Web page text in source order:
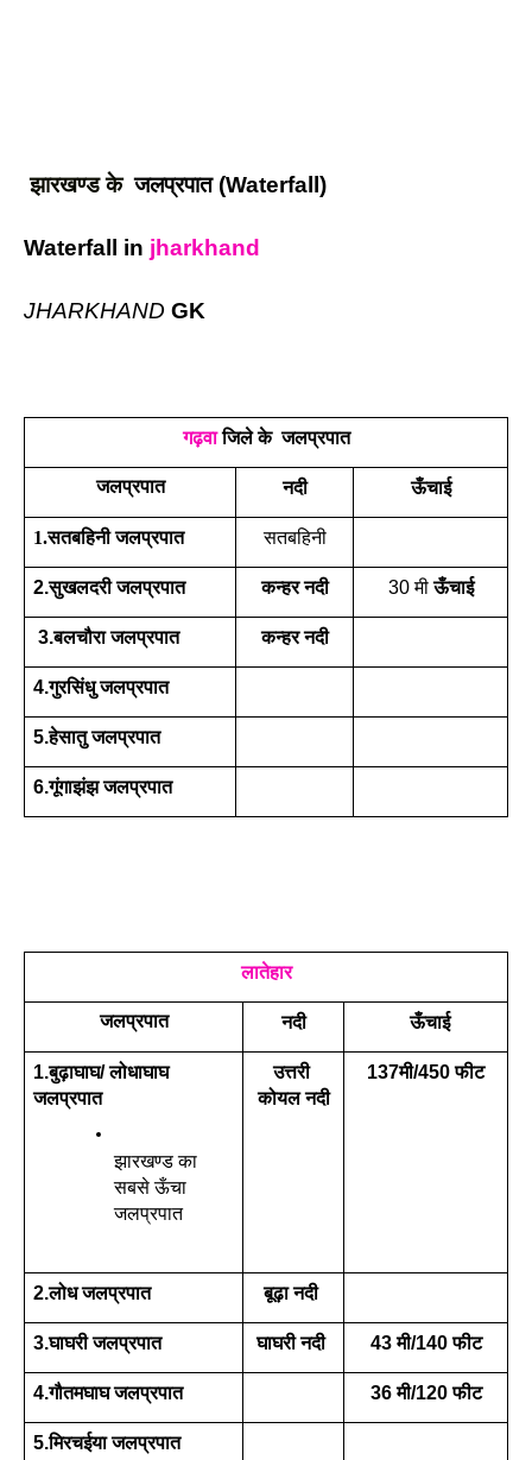
झारखण्ड के जलप्रपात (Waterfall)
Waterfall in jharkhand
JHARKHAND GK
गढ़वा जिले के  जलप्रपात
जलप्रपात नदी ऊँचाई
1.सतबहिनी जलप्रपात सतबहिनी
2.सुखलदरी जलप्रपात कन्हर नदी 30 मी ऊँचाई
3.बलचौरा जलप्रपात कन्हर नदी
4.गुरसिंधु जलप्रपात
5.हेसातु जलप्रपात
6.गूंगाझंझ जलप्रपात
लातेहार
जलप्रपात नदी ऊँचाई
1.बुढ़ाघाघ/ लोधाघाघ
जलप्रपात
झारखण्ड का
सबसे ऊँचा
जलप्रपात
उत्तरी
कोयल नदी
137मी/450 फीट
2.लोध जलप्रपात बूढ़ा नदी
3.घाघरी जलप्रपात घाघरी नदी 43 मी/140 फीट
4.गौतमघाघ जलप्रपात 36 मी/120 फीट
5.मिरचईया जलप्रपात